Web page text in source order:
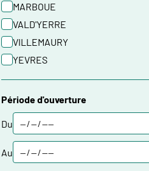
MARBOUE
VALD'YERRE
VILLEMAURY
YEVRES
Période d'ouverture
Du
Au